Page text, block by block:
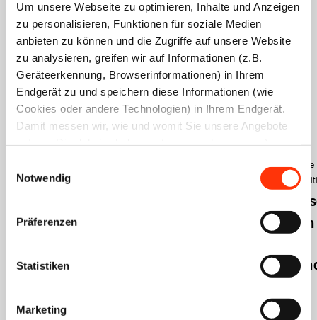
Um unsere Webseite zu optimieren, Inhalte und Anzeigen
zu personalisieren, Funktionen für soziale Medien
anbieten zu können und die Zugriffe auf unsere Website
zu analysieren, greifen wir auf Informationen (z.B.
Geräteerkennung, Browserinformationen) in Ihrem
Endgerät zu und speichern diese Informationen (wie
Cookies oder andere Technologien) in Ihrem Endgerät.
Damit messen wir, wie und womit Sie unsere Angebote
Werbung und Analysen weiter. Ihre Daten können mit
mehreren ausgewählten Partnern geteilt werden, die sich
je nach unseren aktuellen Geschäftsbeziehungen ändern
können. Indem Sie „Alle zulassen“ klicken, stimmen Sie
und Datenverarbeitung zu.
Notwendig
Präferenzen
Statistiken
Marketing
Das könnte Sie auch
interessieren
Presse
Tarifparteien
Druckindustrie
Zukunft
Manteltarifvertrages
Presse
Durchbruch
Tarifverhandlungen
Tarifrunde
2024
in